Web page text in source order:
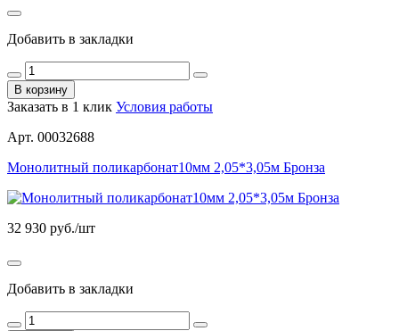
Добавить в закладки
В корзину
Заказать в 1 клик Условия работы
Арт. 00032688
Монолитный поликарбонат10мм 2,05*3,05м Бронза
32 930 руб./шт
Добавить в закладки